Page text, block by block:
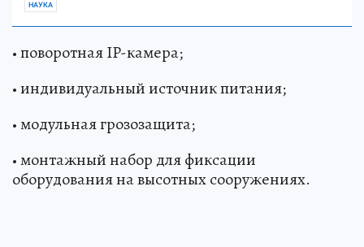
НАУКА
• поворотная IP-камера;
• индивидуальный источник питания;
• модульная грозозащита;
• монтажный набор для фиксации
оборудования на высотных сооружениях.